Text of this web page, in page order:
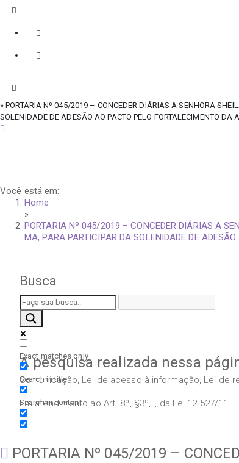
» PORTARIA Nº 045/2019 – CONCEDER DIÁRIAS A SENHORA
SOLENIDADE DE ADESÃO AO PACTO PELO FORTALECIMENTO
Você está em:
Home
»
PORTARIA Nº 045/2019 – CONCEDER DIÁRIAS A
MA, PARA PARTICIPAR DA SOLENIDADE DE
Busca
Exact matches only
Search in title
Search in content
A pesquisa realizada nessa
Comunicação, Lei de acesso à informação, Lei de
Em atendimento ao Art. 8º, §3º, I, da Lei 12.527/11
PORTARIA Nº 045/2019 –